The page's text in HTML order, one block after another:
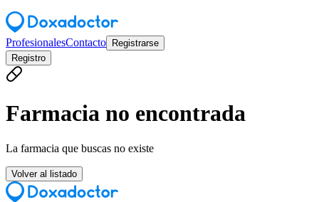
ProfesionalesContacto
Registrarse
Registro
Farmacia no encontrada
La farmacia que buscas no existe
Volver al listado